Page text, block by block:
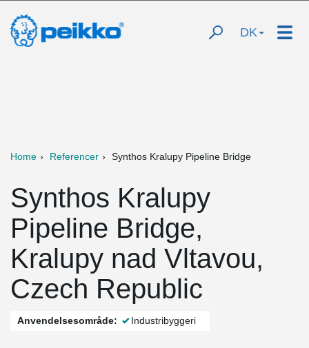
DK
Home Referencer Synthos Kralupy Pipeline Bridge
Synthos Kralupy
Pipeline Bridge,
Kralupy nad Vltavou,
Czech Republic
Anvendelsesområde: Industribyggeri